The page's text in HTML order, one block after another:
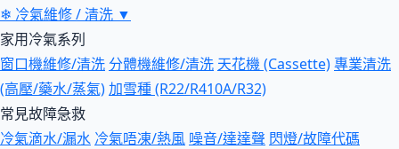
❄ 冷氣維修 / 清洗 ▼
家用冷氣系列
窗口機維修/清洗 分體機維修/清洗 天花機 (Cassette)專業清洗
(高壓/藥水/蒸氣)加雪種 (R22/R410A/R32)
常見故障急救
冷氣滴水/漏水 冷氣唔凍/熱風 噪音/達達聲 閃燈/故障代碼